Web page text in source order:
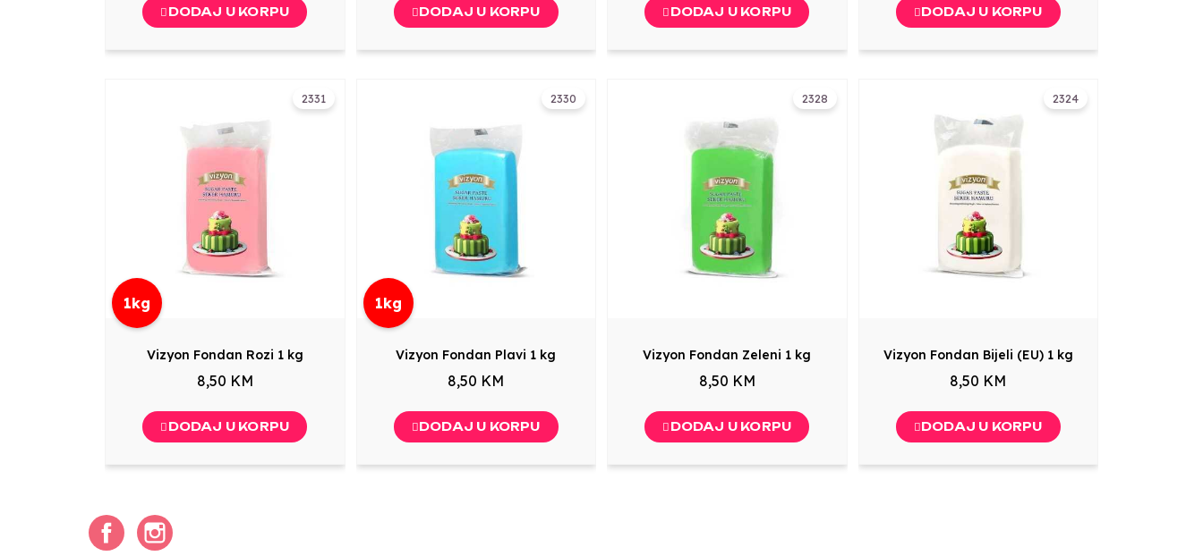
DODAJ U KORPU DODAJ U KORPU DODAJ U KORPU DODAJ U KORPU
2331
1kg
Vizyon Fondan Rozi 1 kg
8,50 KM
DODAJ U KORPU
2330
1kg
Vizyon Fondan Plavi 1 kg
8,50 KM
DODAJ U KORPU
2328
Vizyon Fondan Zeleni 1 kg
8,50 KM
DODAJ U KORPU
2324
Vizyon Fondan Bijeli (EU) 1 kg
8,50 KM
DODAJ U KORPU
Facebook